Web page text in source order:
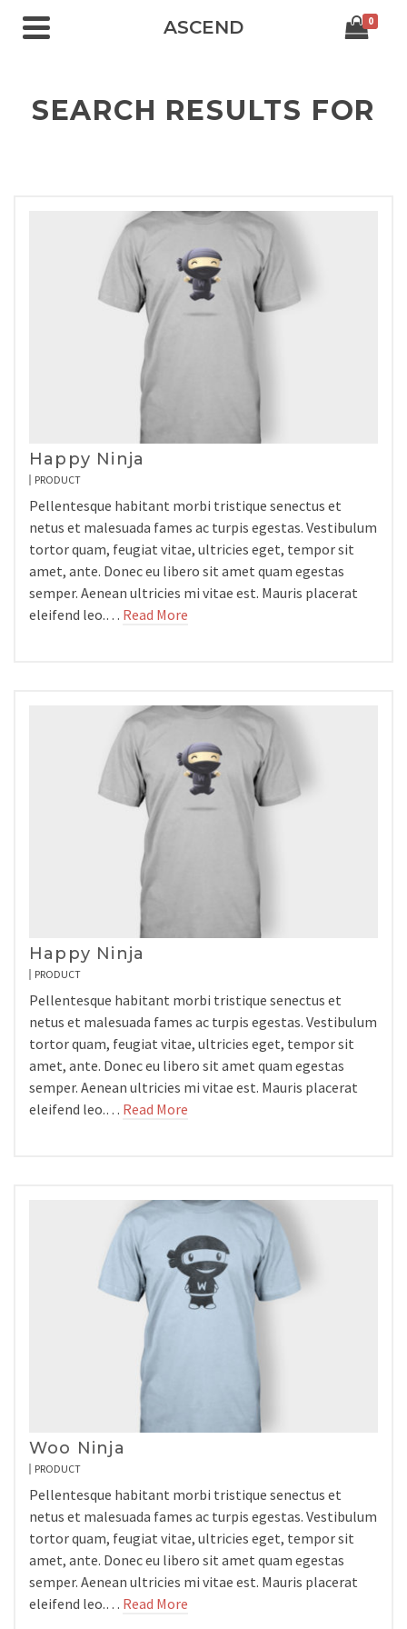
ASCEND 0
SEARCH RESULTS FOR
Happy Ninja
PRODUCT
Pellentesque habitant morbi tristique senectus et
netus et malesuada fames ac turpis egestas. Vestibulum
tortor quam, feugiat vitae, ultricies eget, tempor sit
amet, ante. Donec eu libero sit amet quam egestas
semper. Aenean ultricies mi vitae est. Mauris placerat
eleifend leo.… Read More
Happy Ninja
PRODUCT
Pellentesque habitant morbi tristique senectus et
netus et malesuada fames ac turpis egestas. Vestibulum
tortor quam, feugiat vitae, ultricies eget, tempor sit
amet, ante. Donec eu libero sit amet quam egestas
semper. Aenean ultricies mi vitae est. Mauris placerat
eleifend leo.… Read More
Woo Ninja
PRODUCT
Pellentesque habitant morbi tristique senectus et
netus et malesuada fames ac turpis egestas. Vestibulum
tortor quam, feugiat vitae, ultricies eget, tempor sit
amet, ante. Donec eu libero sit amet quam egestas
semper. Aenean ultricies mi vitae est. Mauris placerat
eleifend leo.… Read More